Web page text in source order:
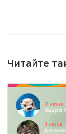
Читайте